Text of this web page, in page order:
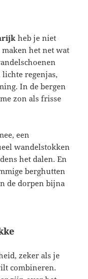
heb je niet
het net wat
regenjas,
In de bergen
zon als frisse
een
wandelstokken
het dalen. En
berghutten
de dorpen bijna
zeker als je
combineren.